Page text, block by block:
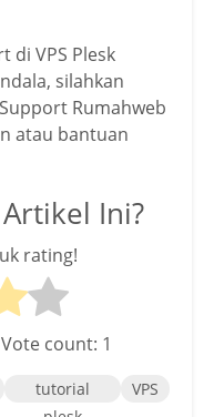
di VPS Plesk
silahkan
Rumahweb
atau bantuan
Ini?
rating!
count: 1
tutorial
VPS